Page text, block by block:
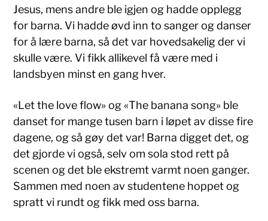
Jesus, mens andre ble igjen og hadde opplegg
for barna. Vi hadde øvd inn to sanger og danser
for å lære barna, så det var hovedsakelig der vi
skulle være. Vi fikk allikevel få være med i
landsbyen minst en gang hver.
«Let the love flow» og «The banana song» ble
danset for mange tusen barn i løpet av disse fire
dagene, og så gøy det var! Barna digget det, og
det gjorde vi også, selv om sola stod rett på
scenen og det ble ekstremt varmt noen ganger.
Sammen med noen av studentene hoppet og
spratt vi rundt og fikk med oss barna.